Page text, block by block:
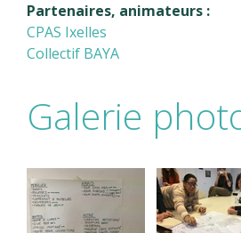
Partenaires, animateurs :
CPAS Ixelles
Collectif BAYA
Galerie